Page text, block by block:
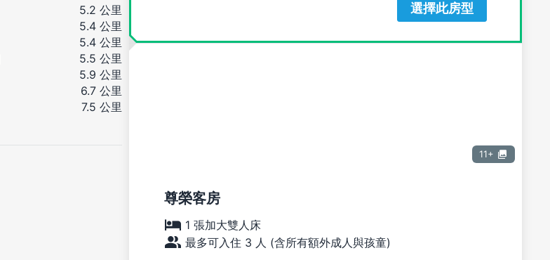
選擇此房型
11+
尊榮客房
1 張加大雙人床
最多可入住 3 人 (含所有額外成人與孩童)
5.2 公里
5.4 公里
5.4 公里
5.5 公里
5.9 公里
6.7 公里
7.5 公里